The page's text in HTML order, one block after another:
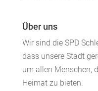
Über uns
Wir sind die SPD
dass unsere Stadt
um allen Menschen,
Heimat zu bieten.